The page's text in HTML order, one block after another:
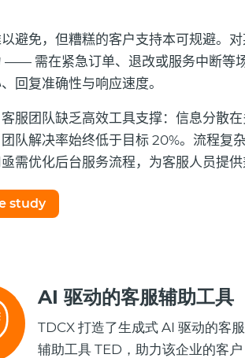
避免，但糟糕的客户支持本可规避。
—— 需在紧急订单、退改或服务中断等
回复准确性与响应速度。
服团队缺乏高效工具支撑：信息分散
队解决率始终低于目标 20%。流程复
需优化后台服务流程，为客服人员提
study
AI 驱动的客服辅助工具
TDCX 打造了生成式 AI 驱动的客服
辅助工具 TED，助力该企业的客户